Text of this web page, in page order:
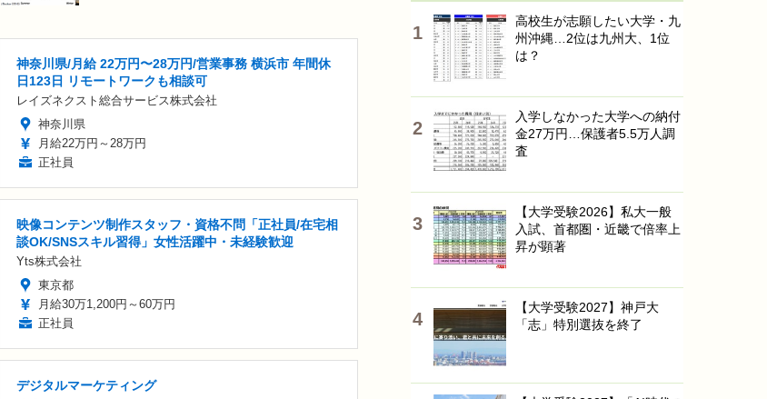
神奈川県/月給 22万円〜28万円/営業事務 横浜市 年間休
日123日 リモートワークも相談可
レイズネクスト総合サービス株式会社
神奈川県
月給22万円～28万円
正社員
映像コンテンツ制作スタッフ・資格不問「正社員/在宅相
談OK/SNSスキル習得」女性活躍中・未経験歓迎
Yts株式会社
東京都
月給30万1,200円～60万円
正社員
デジタルマーケティング
高校生が志願したい大学・九
州沖縄…2位は九州大、1位
は？
入学しなかった大学への納付
金27万円…保護者5.5万人調
査
【大学受験2026】私大一般
入試、首都圏・近畿で倍率上
昇が顕著
【大学受験2027】神戸大
「志」特別選抜を終了